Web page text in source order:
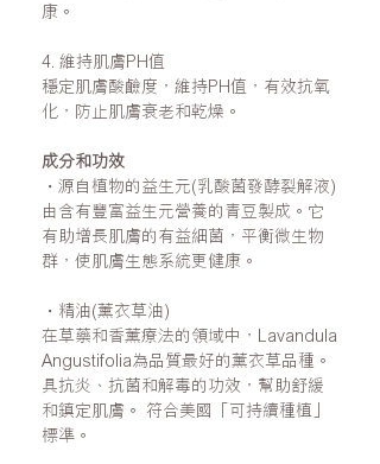
康。
4. 維持肌膚PH值
穩定肌膚酸鹼度，維持PH值，有效抗氧
化，防止肌膚衰老和乾燥。
成分和功效
・源自植物的益生元(乳酸菌發酵裂解液)
由含有豐富益生元營養的青豆製成。它
有助增長肌膚的有益細菌，平衡微生物
群，使肌膚生態系統更健康。
・精油(薰衣草油)
在草藥和香薰療法的領域中，Lavandula
Angustifolia為品質最好的薰衣草品種。
具抗炎、抗菌和解毒的功效，幫助舒緩
和鎮定肌膚。 符合美國「可持續種植」
標準。